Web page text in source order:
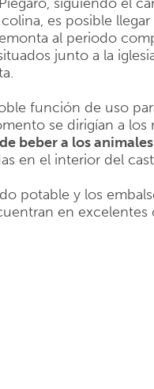
es posible llegar
al periodo
junto a la
función de uso
se dirigían a los
beber a los animales
en el interior del
potable y los
en excelentes